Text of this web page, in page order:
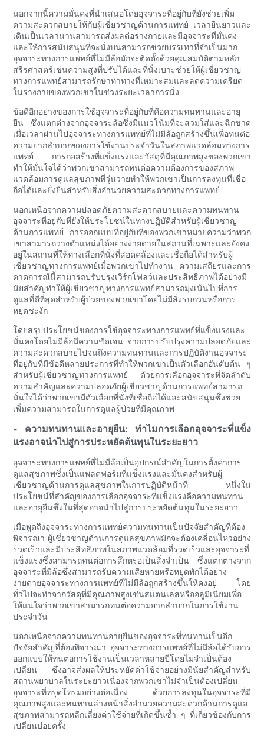
นอกจากนี้ความมั่นคงที่นำเสนอโดยอุจจาระที่อยู่กับที่ยังช่วยเพิ่ม
ความสะดวกสบายให้กับผู้เชี่ยวชาญด้านการแพทย์ เวลายืนยาวและ
เดินเป็นเวลานานสามารถส่งผลต่อร่างกายและมีอุจจาระที่มั่นคง
และให้การสนับสนุนที่จะนั่งบนสามารถช่วยบรรเทาที่จำเป็นมาก
อุจจาระทางการแพทย์ที่ไม่มีล้อมักจะติดตั้งด้วยคุณสมบัติตามหลัก
สรีรศาสตร์เช่นความสูงที่ปรับได้และที่นั่งเบาะช่วยให้ผู้เชี่ยวชาญ
ทางการแพทย์สามารถรักษาท่าทางที่เหมาะสมและลดความเครียด
ในร่างกายของพวกเขาในช่วงระยะเวลาการนั่ง
ข้อดีอีกอย่างของการใช้อุจจาระที่อยู่กับที่คือความทนทานและอายุ
ยืน ซึ่งแตกต่างจากอุจจาระล้อซึ่งมีแนวโน้มที่จะสวมใส่และฉีกขาด
เมื่อเวลาผ่านไปอุจจาระทางการแพทย์ที่ไม่มีล้อถูกสร้างขึ้นเพื่อทนต่อ
ความยากลำบากของการใช้งานประจำวันในสภาพแวดล้อมทางการ
แพทย์ การก่อสร้างที่แข็งแรงและวัสดุที่มีคุณภาพสูงของพวกเขา
ทำให้มั่นใจได้ว่าพวกเขาสามารถทนต่อความต้องการของสภาพ
แวดล้อมการดูแลสุขภาพที่วุ่นวายทำให้พวกเขาเป็นการลงทุนที่เชื่อ
ถือได้และยั่งยืนสำหรับสิ่งอำนวยความสะดวกทางการแพทย์
นอกเหนือจากความปลอดภัยความสะดวกสบายและความทนทาน
อุจจาระที่อยู่กับที่ยังให้ประโยชน์ในทางปฏิบัติสำหรับผู้เชี่ยวชาญ
ด้านการแพทย์ การออกแบบที่อยู่กับที่ของพวกเขาหมายความว่าพวก
เขาสามารถวางตำแหน่งได้อย่างง่ายดายในสถานที่เฉพาะและยังคง
อยู่ในสถานที่ให้ทางเลือกที่นั่งที่สอดคล้องและเชื่อถือได้สำหรับผู้
เชี่ยวชาญทางการแพทย์เมื่อพวกเขาไปทำงาน ความเสถียรและการ
คาดการณ์นี้สามารถปรับปรุงเวิร์กโฟลว์และประสิทธิภาพได้อย่างมี
นัยสำคัญทำให้ผู้เชี่ยวชาญทางการแพทย์สามารถมุ่งเน้นไปที่การ
ดูแลที่ดีที่สุดสำหรับผู้ป่วยของพวกเขาโดยไม่มีสิ่งรบกวนหรือการ
หยุดชะงัก
โดยสรุปประโยชน์ของการใช้อุจจาระทางการแพทย์ที่แข็งแรงและ
มั่นคงโดยไม่มีล้อมีความชัดเจน จากการปรับปรุงความปลอดภัยและ
ความสะดวกสบายไปจนถึงความทนทานและการปฏิบัติงานอุจจาระ
ที่อยู่กับที่มีข้อดีหลายประการที่ทำให้พวกเขาเป็นตัวเลือกอันดับต้น ๆ
สำหรับผู้เชี่ยวชาญทางการแพทย์ ด้วยการเลือกอุจจาระที่จัดลำดับ
ความสำคัญและความปลอดภัยผู้เชี่ยวชาญด้านการแพทย์สามารถ
มั่นใจได้ว่าพวกเขามีตัวเลือกที่นั่งที่เชื่อถือได้และสนับสนุนซึ่งช่วย
เพิ่มความสามารถในการดูแลผู้ป่วยที่มีคุณภาพ
- ความทนทานและอายุยืน: ทำไมการเลือกอุจจาระที่แข็ง
แรงอาจนำไปสู่การประหยัดต้นทุนในระยะยาว
อุจจาระทางการแพทย์ที่ไม่มีล้อเป็นอุปกรณ์สำคัญในการตั้งค่าการ
ดูแลสุขภาพซึ่งเป็นแพลตฟอร์มที่แข็งแรงและมั่นคงสำหรับผู้
เชี่ยวชาญด้านการดูแลสุขภาพในการปฏิบัติหน้าที่ หนึ่งใน
ประโยชน์ที่สำคัญของการเลือกอุจจาระที่แข็งแรงคือความทนทาน
และอายุยืนซึ่งในที่สุดอาจนำไปสู่การประหยัดต้นทุนในระยะยาว
เมื่อพูดถึงอุจจาระทางการแพทย์ความทนทานเป็นปัจจัยสำคัญที่ต้อง
พิจารณา ผู้เชี่ยวชาญด้านการดูแลสุขภาพมักจะต้องเคลื่อนไหวอย่าง
รวดเร็วและมีประสิทธิภาพในสภาพแวดล้อมที่รวดเร็วและอุจจาระที่
แข็งแรงซึ่งสามารถทนต่อการสึกหรอเป็นสิ่งจำเป็น ซึ่งแตกต่างจาก
อุจจาระที่มีล้อซึ่งสามารถรับความเสียหายหรือหยุดพักได้อย่าง
ง่ายดายอุจจาระทางการแพทย์ที่ไม่มีล้อถูกสร้างขึ้นให้คงอยู่ โดย
ทั่วไปจะทำจากวัสดุที่มีคุณภาพสูงเช่นสแตนเลสหรืออลูมิเนียมเพื่อ
ให้แน่ใจว่าพวกเขาสามารถทนต่อความยากลำบากในการใช้งาน
ประจำวัน
นอกเหนือจากความทนทานอายุยืนของอุจจาระที่ทนทานเป็นอีก
ปัจจัยสำคัญที่ต้องพิจารณา อุจจาระทางการแพทย์ที่ไม่มีล้อได้รับการ
ออกแบบให้ทนต่อการใช้งานเป็นเวลาหลายปีโดยไม่จำเป็นต้อง
เปลี่ยน ซึ่งอาจส่งผลให้ประหยัดค่าใช้จ่ายอย่างมีนัยสำคัญสำหรับ
สถานพยาบาลในระยะยาวเนื่องจากพวกเขาไม่จำเป็นต้องเปลี่ยน
อุจจาระที่ทรุดโทรมอย่างต่อเนื่อง ด้วยการลงทุนในอุจจาระที่มี
คุณภาพสูงและทนทานล่วงหน้าสิ่งอำนวยความสะดวกด้านการดูแล
สุขภาพสามารถหลีกเลี่ยงค่าใช้จ่ายที่เกิดขึ้นซ้ำ ๆ ที่เกี่ยวข้องกับการ
เปลี่ยนบ่อยครั้ง